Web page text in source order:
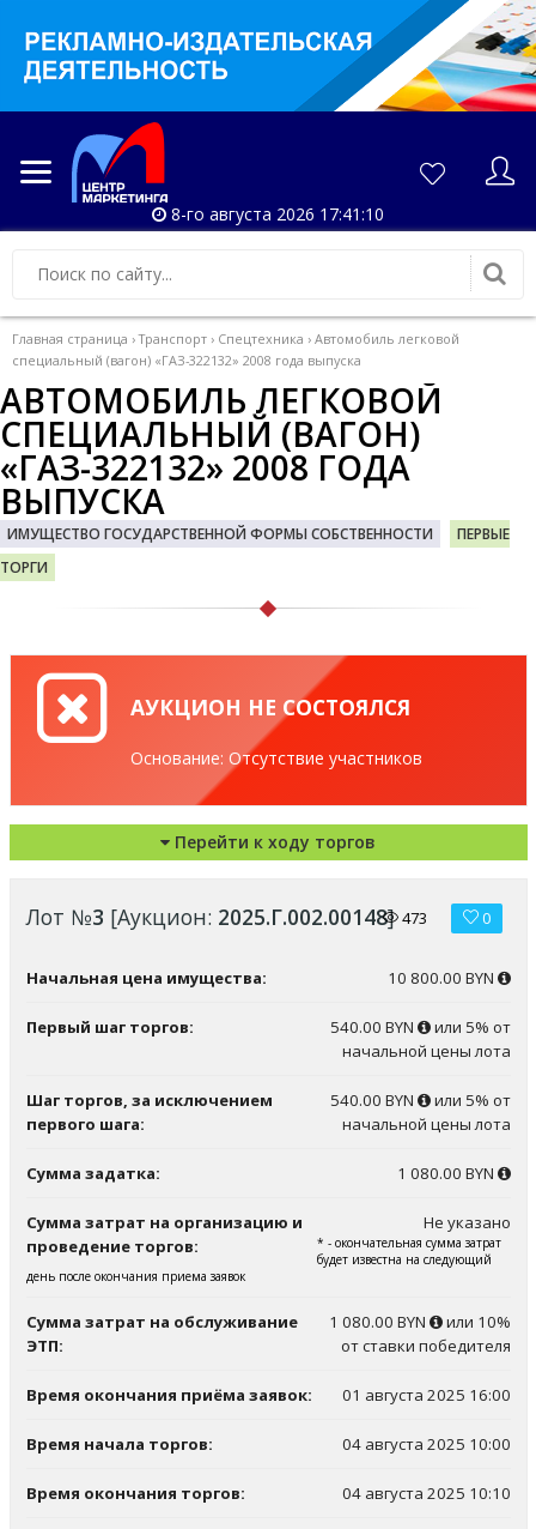
8-го августа 2026 17:41:10
Главная страница › Транспорт › Спецтехника › Автомобиль легковой
специальный (вагон) «ГАЗ-322132» 2008 года выпуска
АВТОМОБИЛЬ ЛЕГКОВОЙ
СПЕЦИАЛЬНЫЙ (ВАГОН)
«ГАЗ-322132» 2008 ГОДА
ВЫПУСКА
ИМУЩЕСТВО ГОСУДАРСТВЕННОЙ ФОРМЫ СОБСТВЕННОСТИ
ПЕРВЫЕ
ТОРГИ
АУКЦИОН НЕ СОСТОЯЛСЯ
Основание: Отсутствие участников
Перейти к ходу торгов
Лот №3 [Аукцион: 2025.Г.002.00148] 473 0
Начальная цена имущества: 10 800.00 BYN
Первый шаг торгов: 540.00 BYN
или 5% от
начальной цены лота
Шаг торгов, за исключением
первого шага:
540.00 BYN
или 5% от
начальной цены лота
Сумма задатка: 1 080.00 BYN
Сумма затрат на организацию и
проведение торгов:
Не указано
* - окончательная сумма затрат
будет известна на следующий
день после окончания приема заявок
Сумма затрат на обслуживание
ЭТП:
1 080.00 BYN
или 10%
от ставки победителя
Время окончания приёма заявок: 01 августа 2025 16:00
Время начала торгов: 04 августа 2025 10:00
Время окончания торгов: 04 августа 2025 10:10